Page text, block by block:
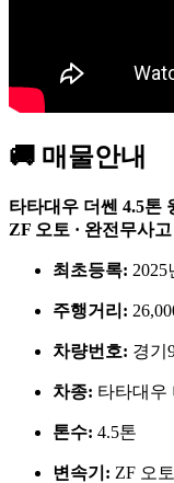
🚚 매물안내
타타대우 더쎈 4.5톤
ZF 오토 · 완전무사
최초등록: 2025
주행거리:
차량번호: 경기
차종: 타타대우
톤수: 4.5톤
변속기: ZF 오토